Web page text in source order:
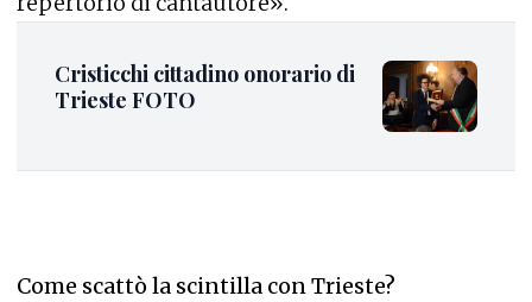
Cristicchi cittadino onorario di
Trieste FOTO
Come scattò la scintilla con Trieste?